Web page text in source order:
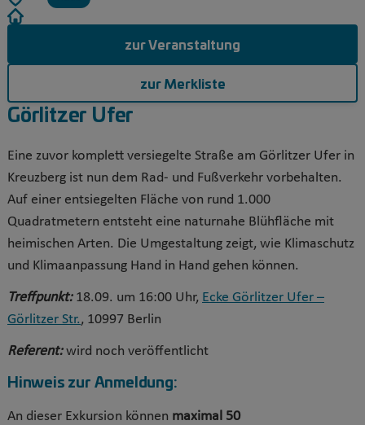
Görlitzer Ufer
Eine zuvor komplett versiegelte Straße am Görlitzer Ufer in
Kreuzberg ist nun dem Rad- und Fußverkehr vorbehalten.
Auf einer entsiegelten Fläche von rund 1.000
Quadratmetern entsteht eine naturnahe Blühfläche mit
heimischen Arten. Die Umgestaltung zeigt, wie Klimaschutz
und Klimaanpassung Hand in Hand gehen können.
Treffpunkt:18.09. um 16:00 Uhr, Ecke Görlitzer Ufer –
Görlitzer Str., 10997 Berlin
Referent:wird noch veröffentlicht
Hinweis zur Anmeldung:
An dieser Exkursion können maximal 50
zur Veranstaltung
zur Merkliste